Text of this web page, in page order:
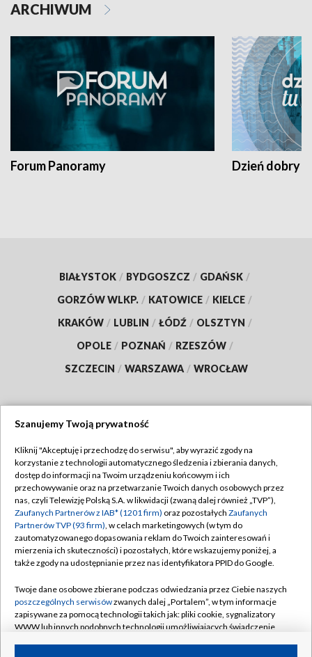
ARCHIWUM
Forum Panoramy Dzień dobry
BIAŁYSTOK / BYDGOSZCZ / GDAŃSK /
GORZÓW WLKP. / KATOWICE / KIELCE /
KRAKÓW / LUBLIN / ŁÓDŹ / OLSZTYN /
OPOLE / POZNAŃ / RZESZÓW /
SZCZECIN / WARSZAWA / WROCŁAW
TVP
Abonament TVP
Emisja w TVP
Centrum informacji TVP
Naziemna Telewizja Cyfrowa
Rada Programowa
System NOS
Informacje o nadawcy
Regulamin TVP
Polityka prywatności
Moje zgody
Pomoc
Kontakt
Kanały
Szanujemy Twoją prywatność
Kliknij "Akceptuję i przechodzę do serwisu", aby wyrazić zgody na
korzystanie z technologii automatycznego śledzenia i zbierania danych,
dostęp do informacji na Twoim urządzeniu końcowym i ich
przechowywanie oraz na przetwarzanie Twoich danych osobowych przez
nas, czyli Telewizję Polską S.A. w likwidacji (zwaną dalej również „TVP”),
Zaufanych Partnerów z IAB* (1201 firm) oraz pozostałych Zaufanych
Partnerów TVP (93 firm), w celach marketingowych (w tym do
zautomatyzowanego dopasowania reklam do Twoich zainteresowań i
mierzenia ich skuteczności) i pozostałych, które wskazujemy poniżej, a
także zgody na udostępnianie przez nas identyfikatora PPID do Google.
Twoje dane osobowe zbierane podczas odwiedzania przez Ciebie naszych
poszczególnych serwisówzwanych dalej „Portalem”, w tym informacje
zapisywane za pomocą technologii takich jak: pliki cookie, sygnalizatory
WWW lub innych podobnych technologii umożliwiających świadczenie